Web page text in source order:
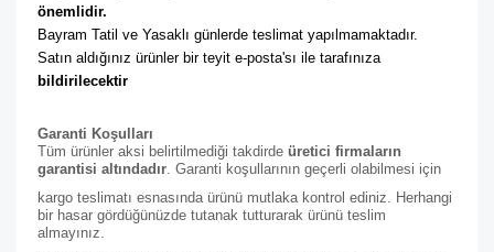
önemlidir.
Bayram Tatil ve Yasaklı günlerde teslimat yapılmamaktadır.
Satın aldığınız ürünler bir teyit e-posta'sı ile tarafınıza
bildirilecektir
Garanti Koşulları
Tüm ürünler aksi belirtilmediği takdirde üretici firmaların
garantisi altındadır. Garanti koşullarının geçerli olabilmesi için
kargo teslimatı esnasında ürünü mutlaka kontrol ediniz. Herhangi
bir hasar gördüğünüzde tutanak tutturarak ürünü teslim
almayınız.